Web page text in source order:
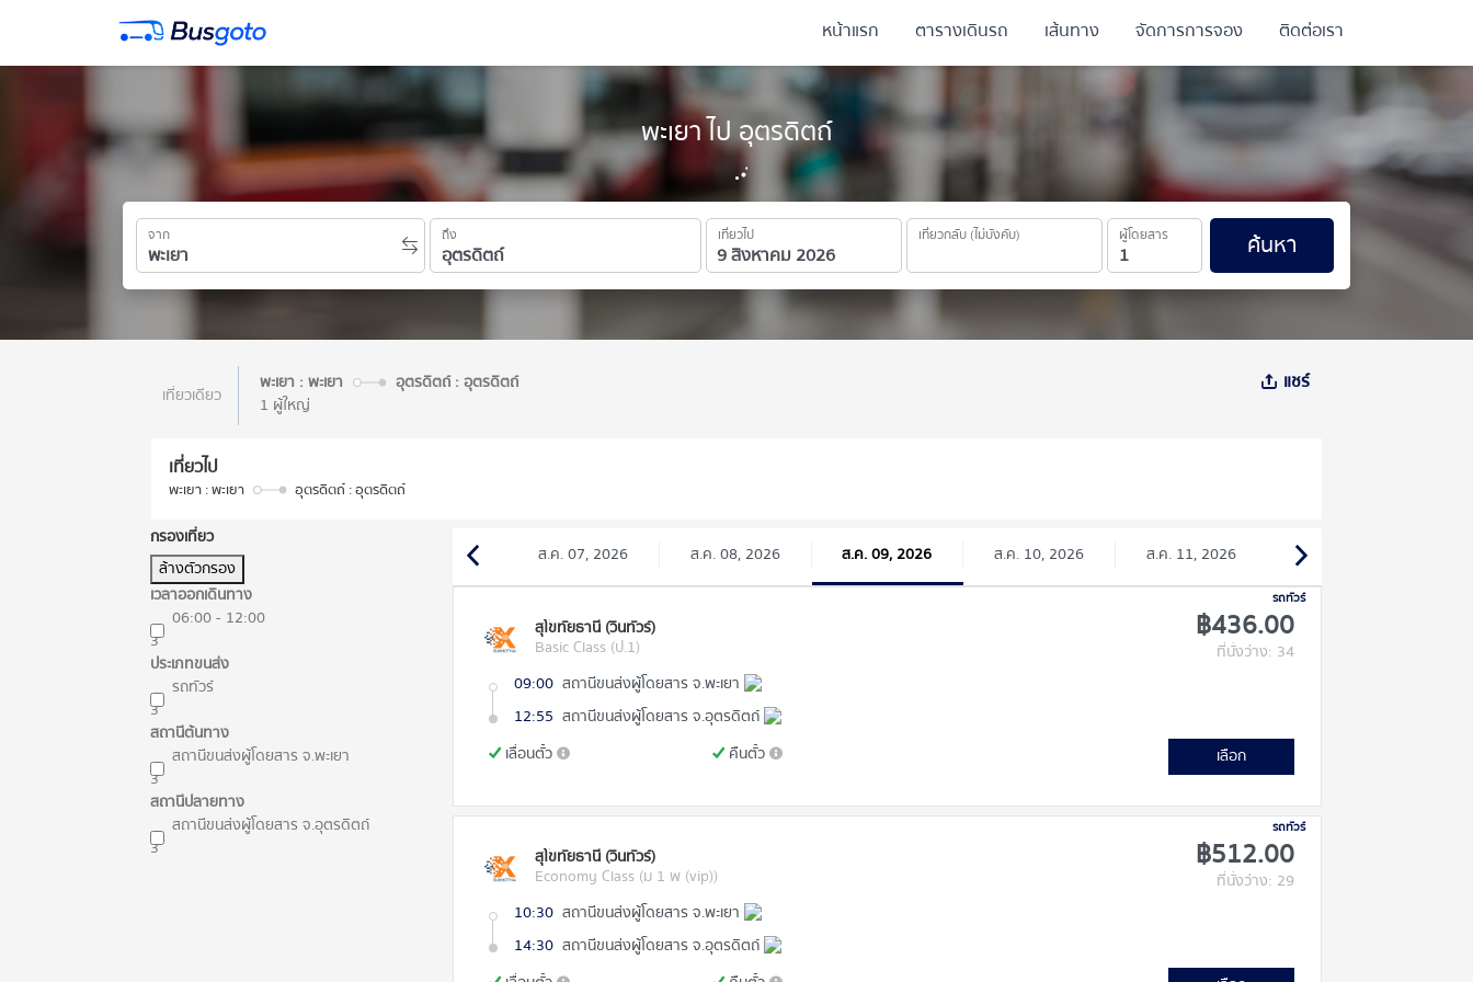
พะเยา ไป อุตรดิตถ์
จาก ถึง เที่ยวไป เที่ยวกลับ (ไม่บังคับ) ผู้โดยสาร ค้นหา
หน้าแรก ตารางเดินรถ เส้นทาง จัดการการจอง ติดต่อเรา
เที่ยวเดียว
พะเยา : พะเยา
อุตรดิตถ์ : อุตรดิตถ์
1 ผู้ใหญ่
แชร์
เที่ยวไป
พะเยา : พะเยา อุตรดิตถ์ : อุตรดิตถ์
กรองเที่ยว
ล้างตัวกรอง
เวลาออกเดินทาง
06:00 - 12:00
3
ประเภทขนส่ง
รถทัวร์
3
สถานีต้นทาง
สถานีขนส่งผู้โดยสาร จ.พะเยา
3
สถานีปลายทาง
สถานีขนส่งผู้โดยสาร จ.อุตรดิตถ์
3
ส.ค. 07, 2026 ส.ค. 08, 2026 ส.ค. 09, 2026 ส.ค. 10, 2026 ส.ค. 11, 2026
รถทัวร์
สุโขทัยธานี (วินทัวร์)
Basic Class (ป.1)
฿436.00
ที่นั่งว่าง: 34
09:00 สถานีขนส่งผู้โดยสาร จ.พะเยา
12:55 สถานีขนส่งผู้โดยสาร จ.อุตรดิตถ์
เลื่อนตั๋ว
คืนตั๋ว เลือก
รถทัวร์
สุโขทัยธานี (วินทัวร์)
Economy Class (ม 1 พ (vip))
฿512.00
ที่นั่งว่าง: 29
10:30 สถานีขนส่งผู้โดยสาร จ.พะเยา
14:30 สถานีขนส่งผู้โดยสาร จ.อุตรดิตถ์